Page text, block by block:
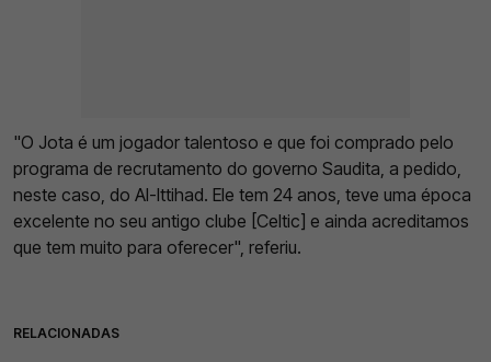
"O Jota é um jogador talentoso e que foi comprado pelo
programa de recrutamento do governo Saudita, a pedido,
neste caso, do Al-Ittihad. Ele tem 24 anos, teve uma época
excelente no seu antigo clube [Celtic] e ainda acreditamos
que tem muito para oferecer", referiu.
RELACIONADAS